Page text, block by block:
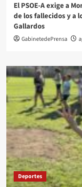
El PSOE-A exige a
de los fallecidos y a
Gallardos
GabinetedePrensa
Deportes